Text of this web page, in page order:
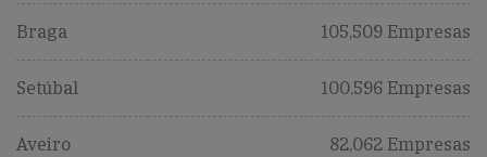
Braga 105,509 Empresas
Setúbal 100,596 Empresas
Aveiro 82,062 Empresas